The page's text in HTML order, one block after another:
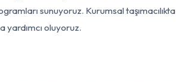
sunuyoruz. Kurumsal taşımacılıkta
yardımcı oluyoruz.